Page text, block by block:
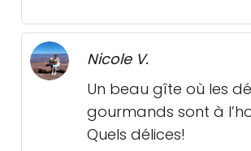
Nicole V.
Un beau gîte où les
gourmands sont à
Quels délices!